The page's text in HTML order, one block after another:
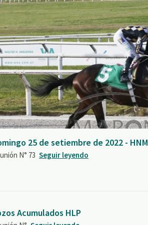
25 de setiembre de 2022 - HNM
N° 73 Seguir leyendo
Acumulados HLP